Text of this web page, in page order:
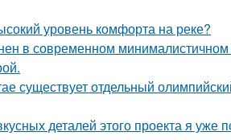
уровень комфорта на реке?
в современном
существует отдельный
деталей этого проекта я уже